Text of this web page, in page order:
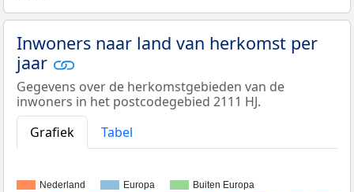
Inwoners naar land van herkomst per
jaar
Gegevens over de herkomstgebieden van de
inwoners in het postcodegebied 2111 HJ.
Grafiek
Tabel
Nederland Europa Buiten Europa